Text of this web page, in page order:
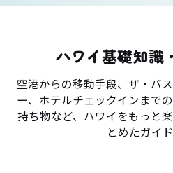
ハワイ基礎知識
空港からの移動手段、ザ・バ
ー、ホテルチェックインまで
持ち物など、ハワイをもっと
とめたガイド